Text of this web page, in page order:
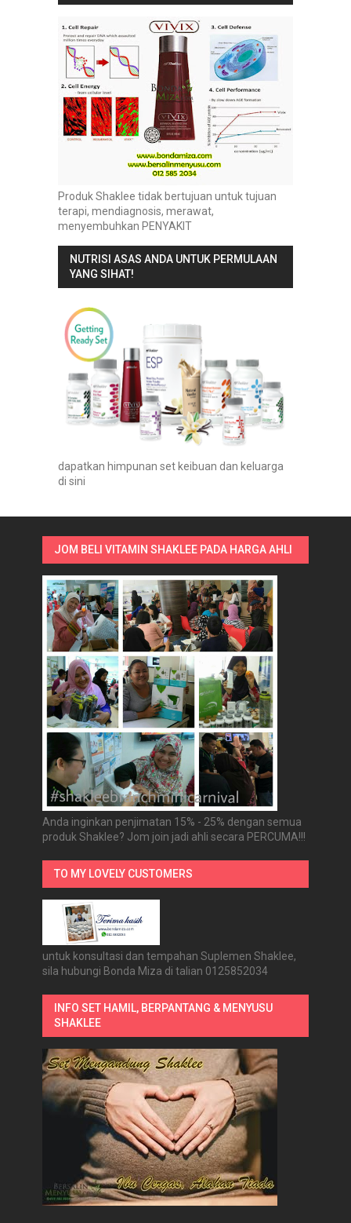
Produk Shaklee tidak bertujuan untuk tujuan
terapi, mendiagnosis, merawat,
menyembuhkan PENYAKIT
NUTRISI ASAS ANDA UNTUK PERMULAAN
YANG SIHAT!
dapatkan himpunan set keibuan dan keluarga
di sini
JOM BELI VITAMIN SHAKLEE PADA HARGA AHLI
Anda inginkan penjimatan 15% - 25% dengan semua
produk Shaklee? Jom join jadi ahli secara PERCUMA!!!
TO MY LOVELY CUSTOMERS
untuk konsultasi dan tempahan Suplemen Shaklee,
sila hubungi Bonda Miza di talian 0125852034
INFO SET HAMIL, BERPANTANG & MENYUSU
SHAKLEE